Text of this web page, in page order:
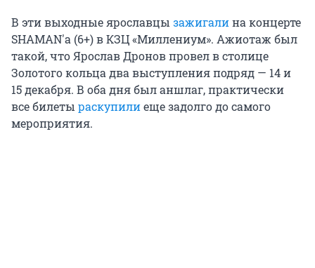
В эти выходные ярославцы зажигалина концерте
SHAMAN'а (6+) в КЗЦ «Миллениум». Ажиотаж был
такой, что Ярослав Дронов провел в столице
Золотого кольца два выступления подряд — 14 и
15 декабря. В оба дня был аншлаг, практически
все билеты раскупилиеще задолго до самого
мероприятия.